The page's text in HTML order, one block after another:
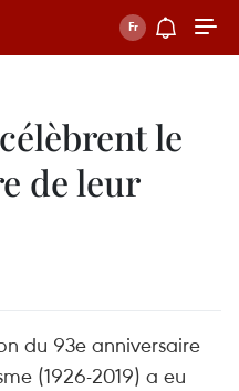
le
de leur
du 93e anniversaire
(1926-2019) a eu